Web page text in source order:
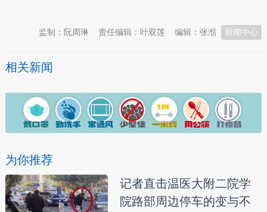
新闻中心
编辑：张湉
责任编辑：叶双莲
监制：阮周琳
相关新闻
为你推荐
记者直击温医大附二院学
院路部周边停车的变与不